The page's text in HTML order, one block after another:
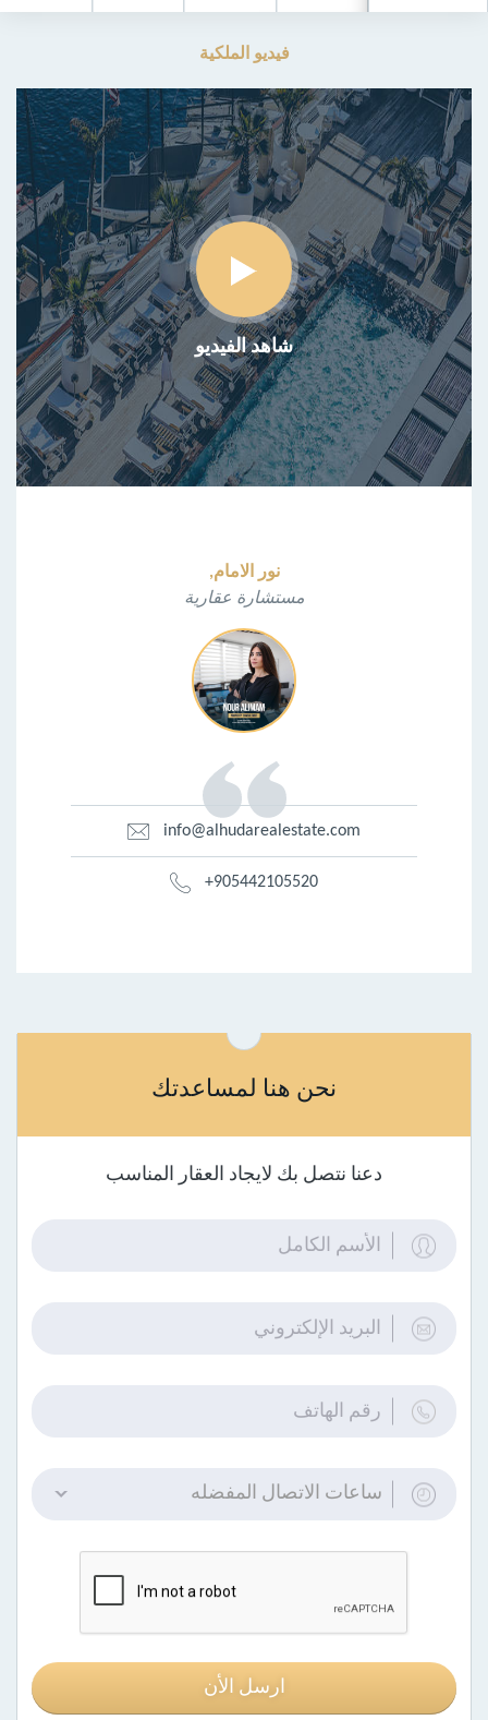
فيديو الملكية
شاهد الفيديو
نور الامام,
مستشارة عقارية
info@alhudarealestate.com
+905442105520
نحن هنا لمساعدتك
دعنا نتصل بك لايجاد العقار المناسب
ساعات الاتصال المفضله
ارسل الأن